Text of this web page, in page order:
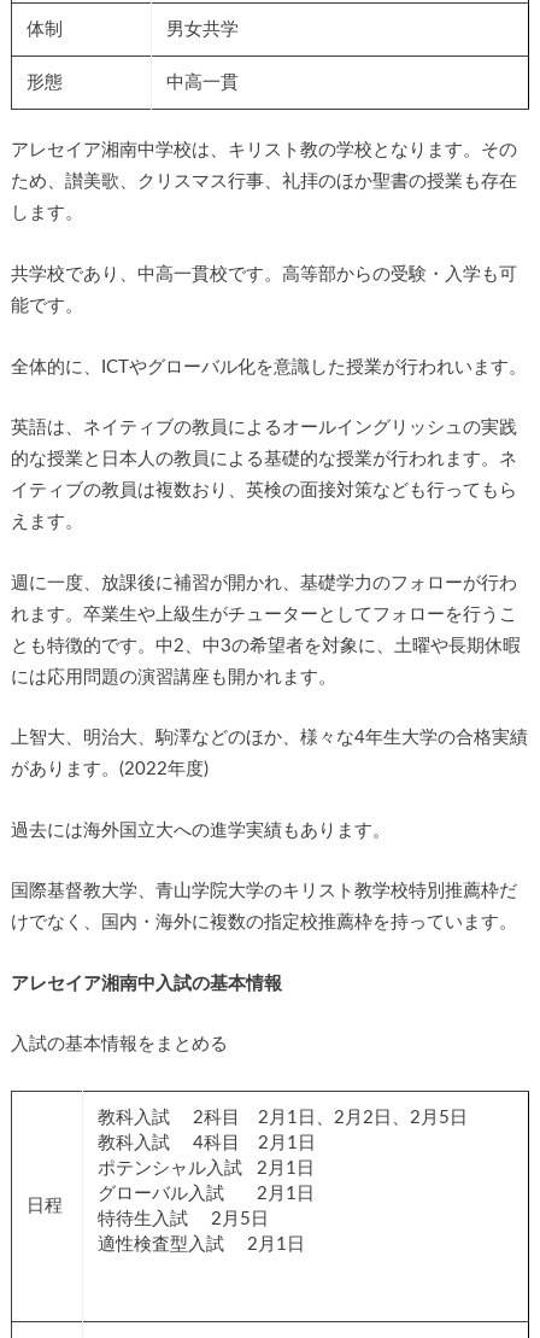
体制 男女共学
形態 中高一貫
アレセイア湘南中学校は、キリスト教の学校となります。その
ため、讃美歌、クリスマス行事、礼拝のほか聖書の授業も存在
します。
共学校であり、中高一貫校です。高等部からの受験・入学も可
能です。
全体的に、ICTやグローバル化を意識した授業が行われいます。
英語は、ネイティブの教員によるオールイングリッシュの実践
的な授業と日本人の教員による基礎的な授業が行われます。ネ
イティブの教員は複数おり、英検の面接対策なども行ってもら
えます。
週に一度、放課後に補習が開かれ、基礎学力のフォローが行わ
れます。卒業生や上級生がチューターとしてフォローを行うこ
とも特徴的です。中2、中3の希望者を対象に、土曜や長期休暇
には応用問題の演習講座も開かれます。
上智大、明治大、駒澤などのほか、様々な4年生大学の合格実績
があります。(2022年度)
過去には海外国立大への進学実績もあります。
国際基督教大学、青山学院大学のキリスト教学校特別推薦枠だ
けでなく、国内・海外に複数の指定校推薦枠を持っています。
アレセイア湘南中入試の基本情報
入試の基本情報をまとめる
日程
教科入試 2科目 2月1日、2月2日、2月5日
教科入試 4科目 2月1日
ポテンシャル入試 2月1日
グローバル入試 2月1日
特待生入試 2月5日
適性検査型入試 2月1日